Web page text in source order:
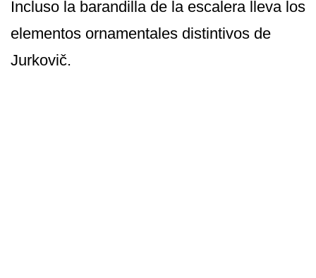
Incluso la barandilla de la escalera lleva los
elementos ornamentales distintivos de
Jurkovič.